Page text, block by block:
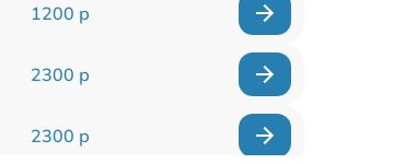
1200 р
2300 р
2300 р